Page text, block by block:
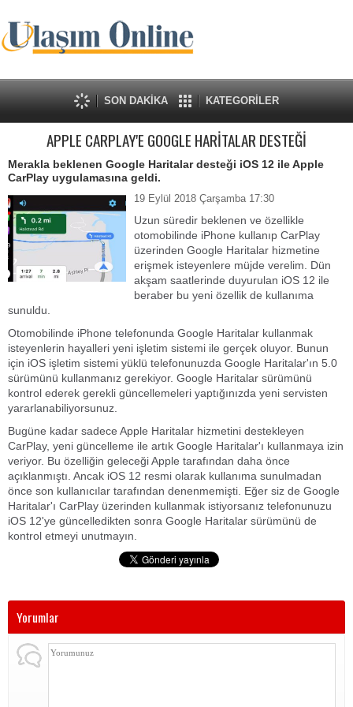
SON DAKİKA KATEGORİLER
APPLE CARPLAY'E GOOGLE HARİTALAR DESTEĞİ
Merakla beklenen Google Haritalar desteği iOS 12 ile Apple
CarPlay uygulamasına geldi.
19 Eylül 2018 Çarşamba 17:30
Uzun süredir beklenen ve özellikle
otomobilinde iPhone kullanıp CarPlay
üzerinden Google Haritalar hizmetine
erişmek isteyenlere müjde verelim. Dün
akşam saatlerinde duyurulan iOS 12 ile
beraber bu yeni özellik de kullanıma
sunuldu.
Otomobilinde iPhone telefonunda Google Haritalar kullanmak
isteyenlerin hayalleri yeni işletim sistemi ile gerçek oluyor. Bunun
için iOS işletim sistemi yüklü telefonunuzda Google Haritalar'ın 5.0
sürümünü kullanmanız gerekiyor. Google Haritalar sürümünü
kontrol ederek gerekli güncellemeleri yaptığınızda yeni servisten
yararlanabiliyorsunuz.
Bugüne kadar sadece Apple Haritalar hizmetini destekleyen
CarPlay, yeni güncelleme ile artık Google Haritalar'ı kullanmaya izin
veriyor. Bu özelliğin geleceği Apple tarafından daha önce
açıklanmıştı. Ancak iOS 12 resmi olarak kullanıma sunulmadan
önce son kullanıcılar tarafından denenmemişti. Eğer siz de Google
Haritalar'ı CarPlay üzerinden kullanmak istiyorsanız telefonunuzu
iOS 12'ye güncelledikten sonra Google Haritalar sürümünü de
kontrol etmeyi unutmayın.
Yorumlar